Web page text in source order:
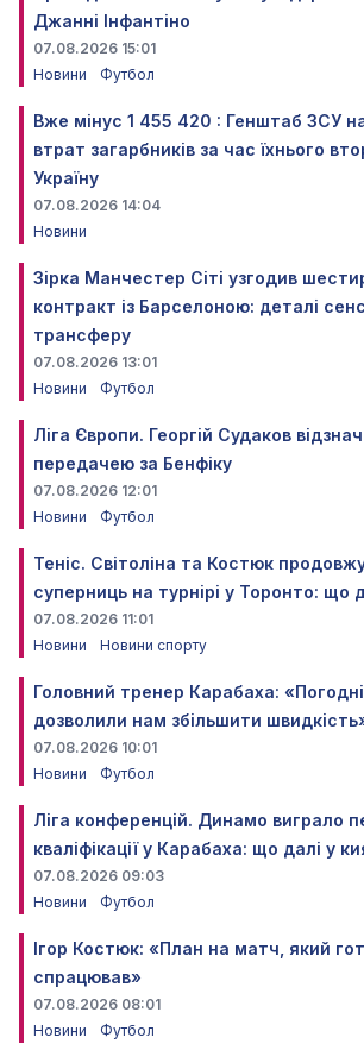
Джанні Інфантіно
07.08.2026 15:01
Новини
Футбол
Вже мінус 1 455 420 : Генштаб ЗСУ
втрат загарбників за час їхнього
Україну
07.08.2026 14:04
Новини
Зірка Манчестер Сіті узгодив
контракт із Барселоною: деталі
трансферу
07.08.2026 13:01
Новини
Футбол
Ліга Європи. Георгій Судаков
передачею за Бенфіку
07.08.2026 12:01
Новини
Футбол
Теніс. Світоліна та Костюк
суперниць на турнірі у Торонто: що
07.08.2026 11:01
Новини
Новини спорту
Головний тренер Карабаха:
дозволили нам збільшити
07.08.2026 10:01
Новини
Футбол
Ліга конференцій. Динамо виграло
кваліфікації у Карабаха: що далі у
07.08.2026 09:03
Новини
Футбол
Ігор Костюк: «План на матч, який
спрацював»
07.08.2026 08:01
Новини
Футбол